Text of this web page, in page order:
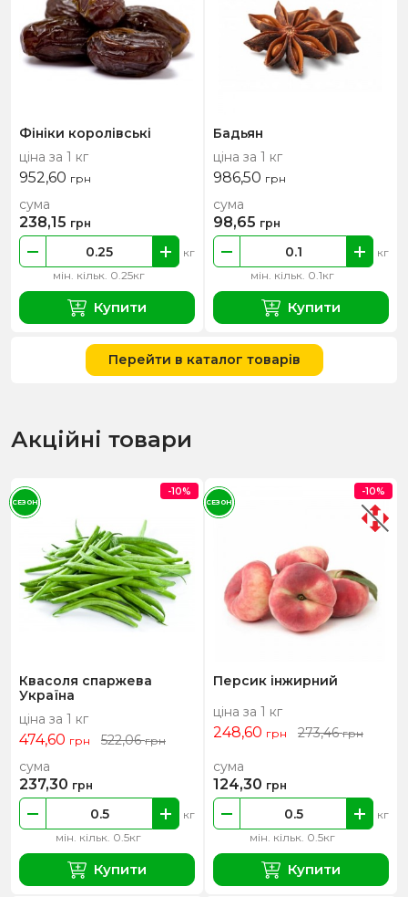
Фініки королівські
ціна за 1 кг
952,60 грн
мін. кільк. 0.25кг
кг
сума
238,15 грн
Купити
Бадьян
ціна за 1 кг
986,50 грн
мін. кільк. 0.1кг
кг
сума
98,65 грн
Купити
Перейти в каталог товарів
Акційні товари
Квасоля спаржева
Україна
ціна за 1 кг
474,60 грн 522,06грн
мін. кільк. 0.5кг
кг
сума
237,30 грн
Купити
-10%
СЕЗОН
Персик інжирний
ціна за 1 кг
248,60 грн 273,46грн
мін. кільк. 0.5кг
кг
сума
124,30 грн
Купити
-10%
СЕЗОН